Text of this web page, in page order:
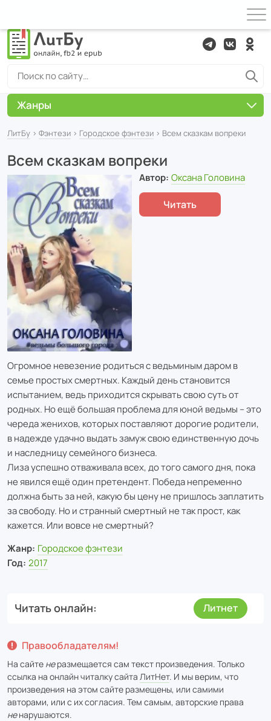
ЛитБу › Фэнтези › Городское фэнтези › Всем сказкам вопреки
Всем сказкам вопреки
Автор: Оксана Головина
Читать
Огромное невезение родиться с ведьминым даром в
семье простых смертных. Каждый день становится
испытанием, ведь приходится скрывать свою суть от
родных. Но ещё большая проблема для юной ведьмы – это
череда женихов, которых поставляют дорогие родители,
в надежде удачно выдать замуж свою единственную дочь
и наследницу семейного бизнеса.
Лиза успешно отваживала всех, до того самого дня, пока
не явился ещё один претендент. Победа непременно
должна быть за ней, какую бы цену не пришлось заплатить
за свободу. Но и странный смертный не так прост, как
кажется. Или вовсе не смертный?
Жанр: Городское фэнтези
Год: 2017
Читать онлайн Литнет
Правообладателям!
На сайте неразмещается сам текст произведения. Только
ссылка на онлайн читалку сайта ЛитНет. И мы верим, что
произведения на этом сайте размещены, или самими
авторами, или с их согласия. Тем самым, авторские права
ненарушаются.
Жанры